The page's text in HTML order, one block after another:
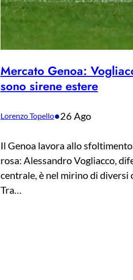
Mercato Genoa:
sono sirene estere
Lorenzo Topello•26 Ago
Il Genoa lavora allo
rosa: Alessandro Vogliacco,
centrale, è nel mirino di diversi
Tra…